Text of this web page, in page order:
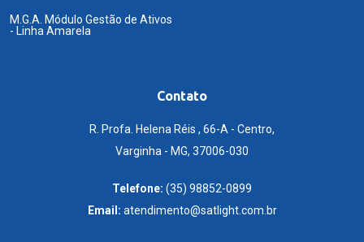
M.G.A. Módulo Gestão de Ativos
- Linha Amarela
Contato
R. Profa. Helena Réis , 66-A - Centro,
Varginha - MG, 37006-030
Telefone: (35) 98852-0899
Email: atendimento@satlight.com.br